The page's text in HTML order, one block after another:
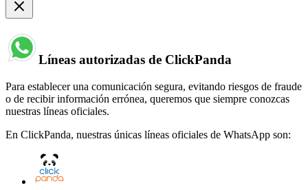
Líneas autorizadas de ClickPanda
Para establecer una comunicación segura, evitando riesgos de fraude
o de recibir información errónea, queremos que siempre conozcas
nuestras líneas oficiales.
En ClickPanda, nuestras únicas líneas oficiales de WhatsApp son: